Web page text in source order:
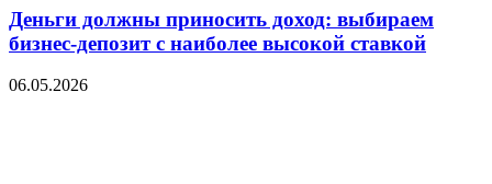
Деньги должны приносить доход: выбираем
бизнес-депозит с наиболее высокой ставкой
06.05.2026